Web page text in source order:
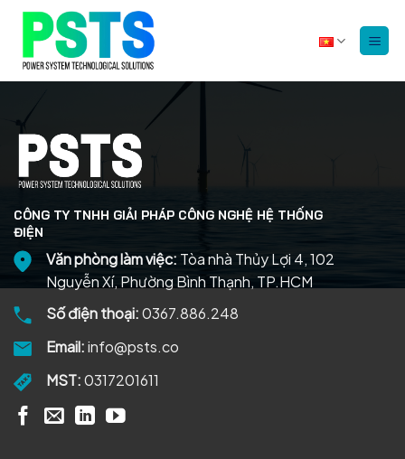
dung
CÔNG TY TNHH GIẢI PHÁP CÔNG NGHỆ HỆ THỐNG
ĐIỆN
Văn phòng làm việc: Tòa nhà Thủy Lợi 4, 102
Nguyễn Xí, Phường Bình Thạnh, TP.HCM
Số điện thoại:0367.886.248
Email:info@psts.co
MST:0317201611